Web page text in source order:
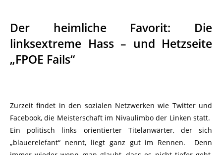
Der heimliche Favorit: Die
linksextreme Hass – und Hetzseite
„FPOE Fails“
Zurzeit findet in den sozialen Netzwerken wie Twitter und
Facebook, die Meisterschaft im Nivaulimbo der Linken statt.
Ein politisch links orientierter Titelanwärter, der sich
„blauerelefant“ nennt, liegt ganz gut im Rennen. Denn